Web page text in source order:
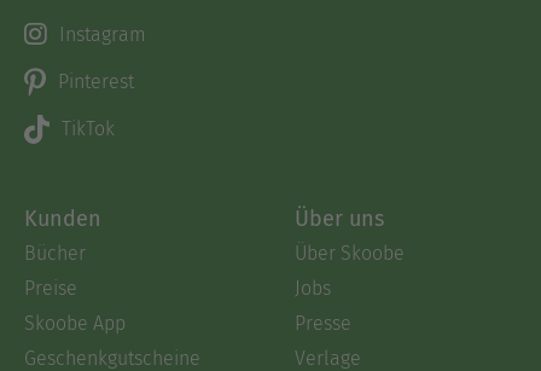
Instagram
Pinterest
TikTok
Kunden
Bücher
Preise
Skoobe App
Geschenkgutscheine
Über uns
Über Skoobe
Jobs
Presse
Verlage